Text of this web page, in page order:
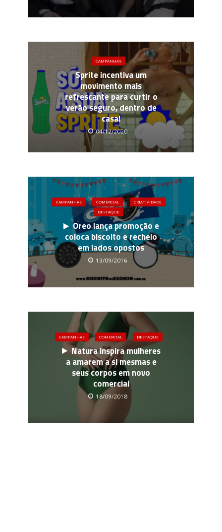
CAMPANHAS
Sprite incentiva um
movimento mais
refrescante para curtir o
verão seguro, dentro de
casa!
04/12/2020
CAMPANHAS COMERCIAL
CRIATIVIDADE
DESTAQUE
Oreo lança promoção e
coloca biscoito e recheio
em lados opostos
13/09/2016
CAMPANHAS COMERCIAL DESTAQUE
Natura inspira mulheres
a amarem a si mesmas e
seus corpos em novo
comercial
18/09/2018